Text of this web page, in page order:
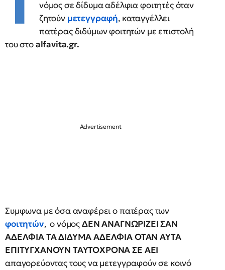
νόμος σε δίδυμα αδέλφια φοιτητές όταν
ζητούν μετεγγραφή, καταγγέλλει
πατέρας διδύμων φοιτητών με επιστολή
του στοalfavita.gr.
Συμφωνα με όσα αναφέρει ο πατέρας των
φοιτητών, ο νόμοςΔΕΝ ΑΝΑΓΝΩΡΙΖΕΙ ΣΑΝ
ΑΔΕΛΦΙΑ ΤΑ ΔΙΔΥΜΑ ΑΔΕΛΦΙΑ ΟΤΑΝ ΑΥΤΑ
ΕΠΙΤΥΓΧΑΝΟΥΝ ΤΑΥΤΟΧΡΟΝΑ ΣΕ ΑΕΙ
απαγορεύοντας τους να μετεγγραφούν σε κοινό